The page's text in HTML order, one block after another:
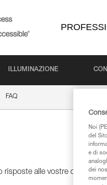
ILLUMINAZIONE
FAQ
risposte alle vostre
Noi
del
e di
dei